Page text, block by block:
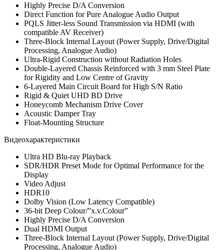
Highly Precise D/A Conversion
Direct Function for Pure Analogue Audio Output
PQLS Jitter-less Sound Transmission via HDMI (with
compatible AV Receiver)
Three-Block Internal Layout (Power Supply, Drive/Digital
Processing, Analogue Audio)
Ultra-Rigid Construction without Radiation Holes
Double-Layered Chassis Reinforced with 3 mm Steel Plate
for Rigidity and Low Centre of Gravity
6-Layered Main Circuit Board for High S/N Ratio
Rigid & Quiet UHD BD Drive
Honeycomb Mechanism Drive Cover
Acoustic Damper Tray
Float-Mounting Structure
Видеохарактеристики
Ultra HD Blu-ray Playback
SDR/HDR Preset Mode for Optimal Performance for the
Display
Video Adjust
HDR10
Dolby Vision (Low Latency Compatible)
36-bit Deep Colour/”x.v.Colour”
Highly Precise D/A Conversion
Dual HDMI Output
Three-Block Internal Layout (Power Supply, Drive/Digital
Processing, Analogue Audio)